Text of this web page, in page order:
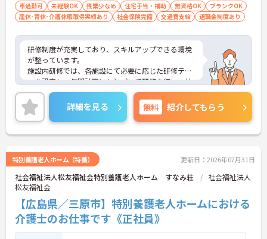
車通勤可 未経験OK 残業少なめ 住宅手当・補助 無資格OK
ブランクOK
産休･育休･介護休暇取得実績あり
社会保険完備 交通費支給 退職金制度あり
研修制度が充実しており、スキルアップできる環境
が整っています。
施設内研修では、各施設にて必要に応じた研修テー
マを設定し、年間計画にもとづいて研修を行い、外
部研修では、外部団体が主催する様々な研修会に参
加しています。また、法人内合同研修では、年次研
修（新任職員研修，新任直接処遇職員研修，2年目
職員研修，中堅職員研修）や、職種別研修を他施設
と合同で行っています。
い
詳細を見る 無料 紹介してもらう
特別養護老人ホーム（特養） 更新日：2026年07月31日
社会福祉法人松友福祉会特別養護老人ホーム すなみ荘
社会福祉法人
松友福祉会
【広島県／三原市】特別養護老人ホームにおける
介護士のお仕事です《正社員》